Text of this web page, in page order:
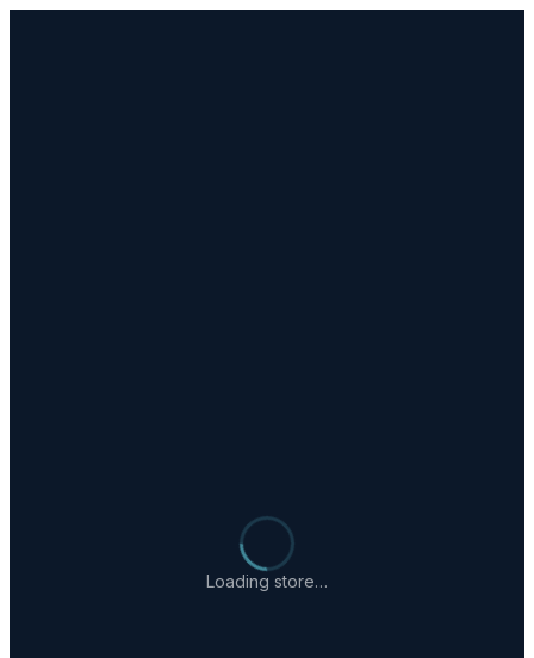
Loading store…